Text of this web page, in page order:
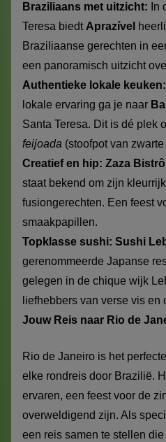
Braziliaans met uitzicht: In
Teresa biedt Aprazível
Braziliaanse gerechten in
een panoramisch uitzicht
Authentieke lokale keuken:
lokale ervaring ga je naar
Santa Teresa. Dit is dé plek
feijoada (stoofpot van
Creatief en hip: Zaza
staat bekend om zijn
fusiongerechten. Een feest
smaakpapillen.
Topklasse sushi: Sushi
gerenommeerde Japanse
gelegen in de chique wijk
liefhebbers van verse vis en
Jouw Reis naar Rio de
Rio de Janeiro is het
elke rondreis door Brazilië.
ervaren, een feest voor de
overweldigend zijn. Als
een reis samen te stellen